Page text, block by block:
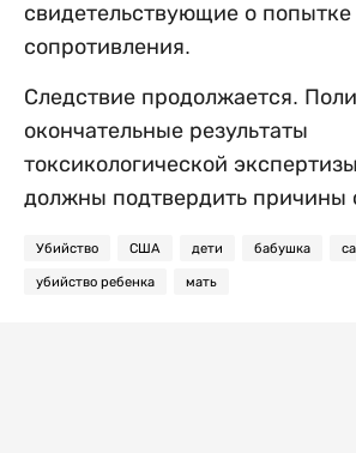
свидетельствующие о попытке
сопротивления.
Следствие продолжается.
окончательные результаты
токсикологической
должны подтвердить причины
Убийство США дети бабушка
убийство ребенка мать